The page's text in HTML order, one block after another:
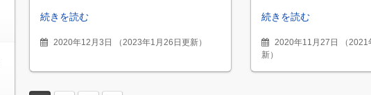
続きを読む
2020年12月3日 （ 2023年1月26日更新）
続きを読む
2020年11月27日 （ 2021
新）